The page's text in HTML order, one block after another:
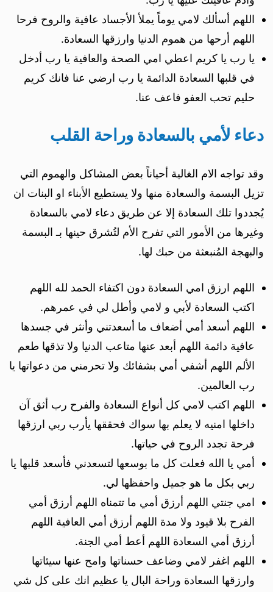
اللهم أسألك لامي يوماً يملأ الأجساد عافية والروح فرحا
اللهم أرحها من هموم الدنيا وارزقها السعادة.
يا رب يا كريم اعطي امي الصحة والعافية يا رب أدخل
في قلبها السعادة الدائمة يا رب ارضي عنا فانك كريم
حليم تحب العفو فاعف عنا.
دعاء لأمي بالسعادة وراحة القلب
وقد تواجه الام الغالية أحياناً بعض المشاكل والهموم التي
تزيل البسمة والسعادة منها ولا يستطيع الأبناء او البنات ان
يُجددوا تلك السعادة إلا عن طريق دعاء لامي بالسعادة
وغيرها من الأمور التي تفرح الأم لتُشرق حينها بـ البسمة
والبهجة المُنبعثة من حبك لها.
اللهم ارزق امي السعادة دون اكتفاء الحمد لله اللهم
اكتب السعادة لأبي و لامي وأطل لي في عمرهم.
اللهم أسعد أمي أضعاف ما أسعدتني وأنثر في جسدها
عافية دائمة اللهم أبعد عنها متاعب الدنيا ولا تذقها طعم
الألم اللهم أشفي أمي بشفائك ولا تحرمني من دعواتها يا
رب العالمين.
اللهم اكتب لامي كل أنواع السعادة والفرح رب أثق آن
داخلها امنيه لا يعلم بها سواك فحققها يأرب ربي ارزقها
فرحة تجدد الروح في حياتها.
أمي يا الله فعلت كل ما بوسعها لتسعدني فأسعد قلبها يا
ربي بكل ما هو جميل واحفظها لي.
امي جنتي اللهم أرزق أمي ما تتمناه اللهم أرزق أمي
الفرح بلا قيود ولا مدة اللهم أرزق أمي العافية اللهم
أرزق أمي السعادة اللهم أعط أمي الجنة.
اللهم اغفر لامي وضاعف حسناتها وامح عنها سيئاتها
وارزقها السعادة وراحة البال يا عظيم انك على كل شي